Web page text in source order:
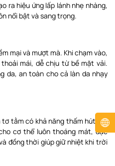
ra hiệu ứng lấp lánh nhẹ nhàng,
nổi bật và sang trọng.
mại và mượt mà. Khi chạm vào,
mái, dễ chịu từ bề mặt vải.
da, an toàn cho cả làn da nhạy
tằm có khả năng thấm hút ẩm
cơ thể luôn thoáng mát, đặc
đồng thời giúp giữ nhiệt khi trời